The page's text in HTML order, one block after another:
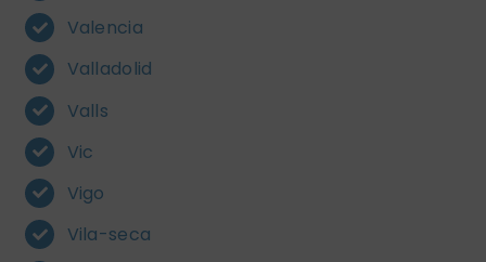
Valencia
Valladolid
Valls
Vic
Vigo
Vila-seca